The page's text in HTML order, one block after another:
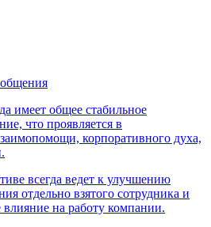
имеет общее стабильное
что проявляется в
корпоративного духа,
всегда ведет к улучшению
отдельно взятого сотрудника и
влияние на работу компании.